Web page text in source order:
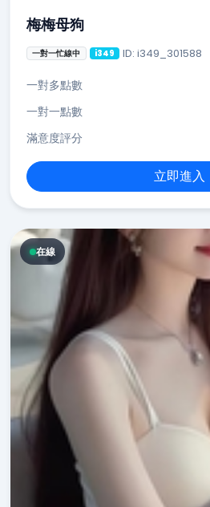
梅梅母狗
一對一忙線中 i349 ID: i349_301588
一對多點數
一對一點數
滿意度評分
立即進入
在線